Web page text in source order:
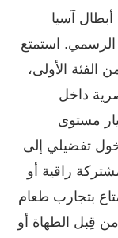
آسيا
الرسمي. استمتع
الأولى،
داخل
مستوى
تفضيلي إلى
راقية أو
بتجارب طعام
قِبل الطهاة أو